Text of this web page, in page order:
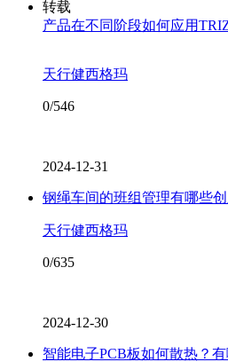
转载
产品在不同阶段如何应用
天行健西格玛
0/546
2024-12-31
钢绳车间的班组管理有哪些创
天行健西格玛
0/635
2024-12-30
智能电子PCB板如何散热？